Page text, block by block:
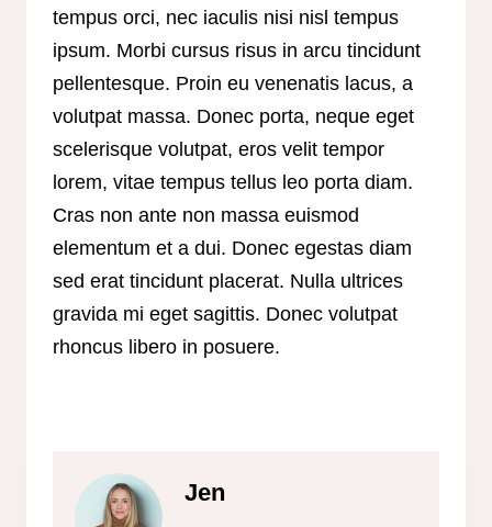
tempus orci, nec iaculis nisi nisl tempus
ipsum. Morbi cursus risus in arcu tincidunt
pellentesque. Proin eu venenatis lacus, a
volutpat massa. Donec porta, neque eget
scelerisque volutpat, eros velit tempor
lorem, vitae tempus tellus leo porta diam.
Cras non ante non massa euismod
elementum et a dui. Donec egestas diam
sed erat tincidunt placerat. Nulla ultrices
gravida mi eget sagittis. Donec volutpat
rhoncus libero in posuere.
Jen